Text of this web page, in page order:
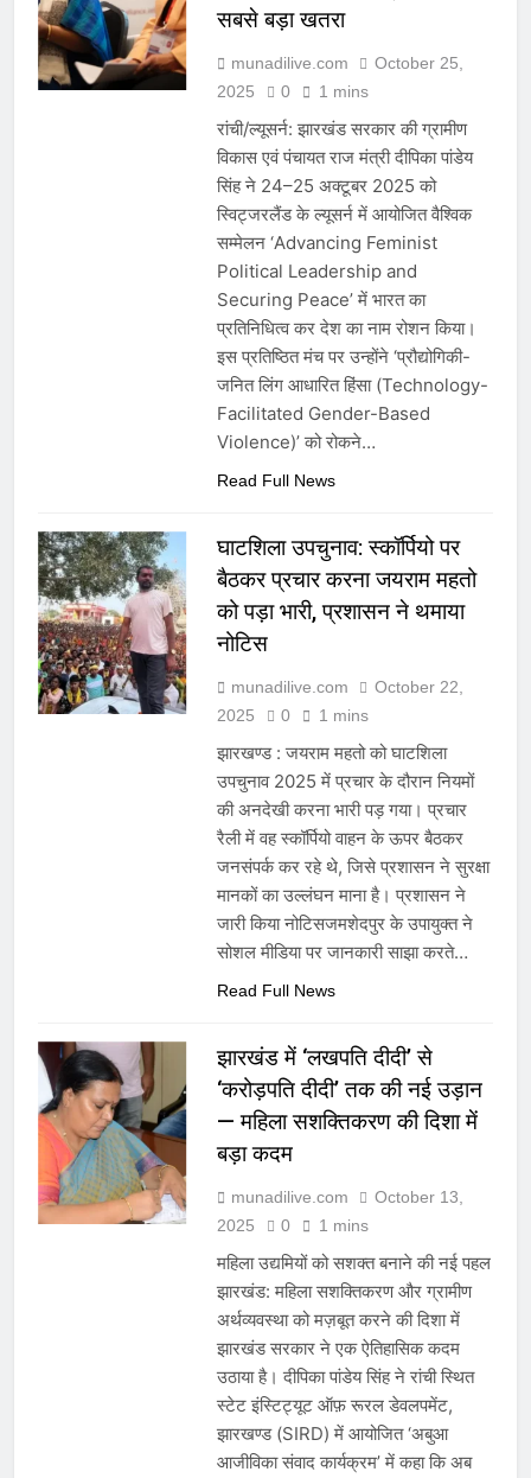
सबसे बड़ा खतरा
munadilive.com
October 25,
2025
0 1 mins
रांची/ल्यूसर्न: झारखंड सरकार की ग्रामीण
विकास एवं पंचायत राज मंत्री दीपिका पांडेय
सिंह ने 24–25 अक्टूबर 2025 को
स्विट्जरलैंड के ल्यूसर्न में आयोजित वैश्विक
सम्मेलन ‘Advancing Feminist
Political Leadership and
Securing Peace’ में भारत का
प्रतिनिधित्व कर देश का नाम रोशन किया।
इस प्रतिष्ठित मंच पर उन्होंने ‘प्रौद्योगिकी-
जनित लिंग आधारित हिंसा (Technology-
Facilitated Gender-Based
Violence)’ को रोकने…
Read Full News
घाटशिला उपचुनाव: स्कॉर्पियो पर
बैठकर प्रचार करना जयराम महतो
को पड़ा भारी, प्रशासन ने थमाया
नोटिस
munadilive.com
October 22,
2025
0 1 mins
झारखण्ड : जयराम महतो को घाटशिला
उपचुनाव 2025 में प्रचार के दौरान नियमों
की अनदेखी करना भारी पड़ गया। प्रचार
रैली में वह स्कॉर्पियो वाहन के ऊपर बैठकर
जनसंपर्क कर रहे थे, जिसे प्रशासन ने सुरक्षा
मानकों का उल्लंघन माना है। प्रशासन ने
जारी किया नोटिसजमशेदपुर के उपायुक्त ने
सोशल मीडिया पर जानकारी साझा करते…
Read Full News
झारखंड में ‘लखपति दीदी’ से
‘करोड़पति दीदी’ तक की नई उड़ान
— महिला सशक्तिकरण की दिशा में
बड़ा कदम
munadilive.com
October 13,
2025
0 1 mins
महिला उद्यमियों को सशक्त बनाने की नई पहल
झारखंड: महिला सशक्तिकरण और ग्रामीण
अर्थव्यवस्था को मज़बूत करने की दिशा में
झारखंड सरकार ने एक ऐतिहासिक कदम
उठाया है। दीपिका पांडेय सिंह ने रांची स्थित
स्टेट इंस्टिट्यूट ऑफ़ रूरल डेवलपमेंट,
झारखण्ड (SIRD) में आयोजित ‘अबुआ
आजीविका संवाद कार्यक्रम’ में कहा कि अब